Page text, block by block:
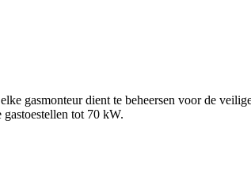
gasmonteur dient te beheersen voor de
tot 70 kW.